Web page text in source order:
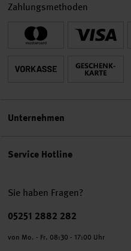
Service Hotline
Sie haben Fragen?
Telefonnummer
05251 2882 282
von Mo. - Fr. 08:30 - 17:00 Uhr
Zahlungsmethoden
Unternehmen